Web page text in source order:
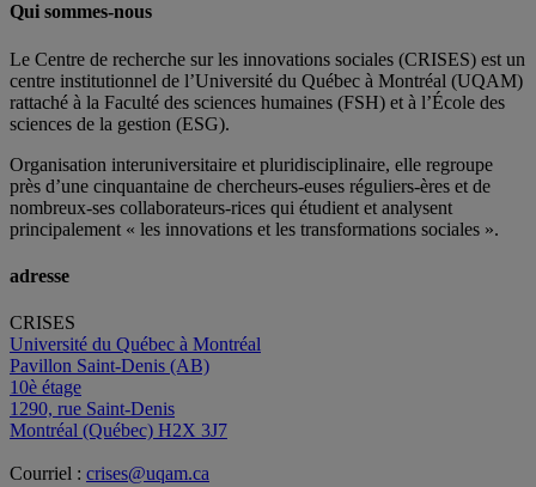
Qui sommes-nous
Le Centre de recherche sur les innovations sociales (CRISES) est un
centre institutionnel de l’Université du Québec à Montréal (UQAM)
rattaché à la Faculté des sciences humaines (FSH) et à l’École des
sciences de la gestion (ESG).
Organisation interuniversitaire et pluridisciplinaire, elle regroupe
près d’une cinquantaine de chercheurs-euses réguliers-ères et de
nombreux-ses collaborateurs-rices qui étudient et analysent
principalement « les innovations et les transformations sociales ».
adresse
CRISES
Université du Québec à Montréal
Pavillon Saint-Denis (AB)
10è étage
1290, rue Saint-Denis
Montréal (Québec) H2X 3J7
Courriel : crises@uqam.ca